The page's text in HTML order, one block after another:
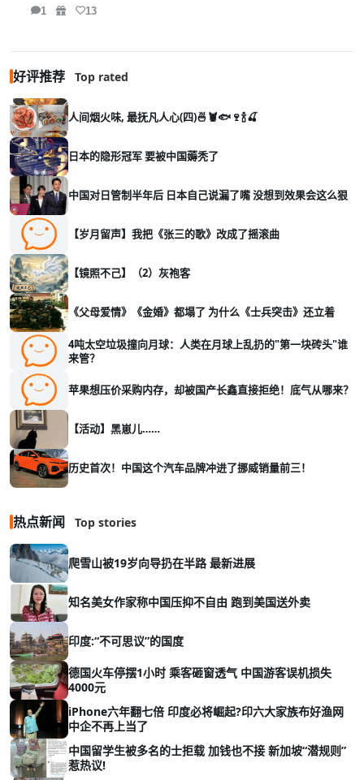
1 13
好评推荐 Top rated
人间烟火味, 最抚凡人心(四)🍜🦞🐟🍷🍾🍒
日本的隐形冠军 要被中国薅秃了
中国对日管制半年后 日本自己说漏了嘴 没想到效果会这么狠
【岁月留声】我把《张三的歌》改成了摇滚曲
【镜照不己】（2）灰袍客
《父母爱情》《金婚》都塌了 为什么《士兵突击》还立着
4吨太空垃圾撞向月球：人类在月球上乱扔的"第一块砖头"谁
来管？
苹果想压价采购内存，却被国产长鑫直接拒绝！底气从哪来？
【活动】黑崽儿……
历史首次！中国这个汽车品牌冲进了挪威销量前三！
热点新闻 Top stories
爬雪山被19岁向导扔在半路 最新进展
知名美女作家称中国压抑不自由 跑到美国送外卖
印度:“不可思议”的国度
德国火车停摆1小时 乘客砸窗透气 中国游客误机损失
4000元
iPhone六年翻七倍 印度必将崛起?印六大家族布好渔网
中企不再上当了
中国留学生被多名的士拒载 加钱也不接 新加坡“潜规则”
惹热议!